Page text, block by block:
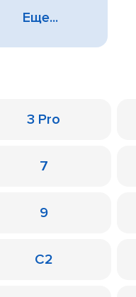
Еще...
3 Pro
7
9
C2